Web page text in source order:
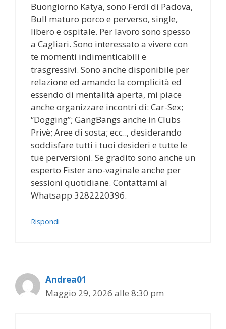
Buongiorno Katya, sono Ferdi di Padova,
Bull maturo porco e perverso, single,
libero e ospitale. Per lavoro sono spesso
a Cagliari. Sono interessato a vivere con
te momenti indimenticabili e
trasgressivi. Sono anche disponibile per
relazione ed amando la complicità ed
essendo di mentalità aperta, mi piace
anche organizzare incontri di: Car-Sex;
“Dogging”; GangBangs anche in Clubs
Privè; Aree di sosta; ecc.., desiderando
soddisfare tutti i tuoi desideri e tutte le
tue perversioni. Se gradito sono anche un
esperto Fister ano-vaginale anche per
sessioni quotidiane. Contattami al
Whatsapp 3282220396.
Rispondi
Andrea01
Maggio 29, 2026 alle 8:30 pm